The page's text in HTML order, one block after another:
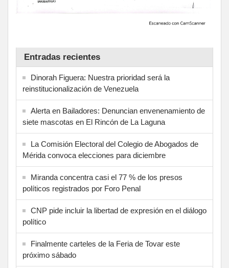
Entradas recientes
Dinorah Figuera: Nuestra prioridad será la
reinstitucionalización de Venezuela
Alerta en Bailadores: Denuncian envenenamiento de
siete mascotas en El Rincón de La Laguna
La Comisión Electoral del Colegio de Abogados de
Mérida convoca elecciones para diciembre
Miranda concentra casi el 77 % de los presos
políticos registrados por Foro Penal
CNP pide incluir la libertad de expresión en el diálogo
político
Finalmente carteles de la Feria de Tovar este
próximo sábado